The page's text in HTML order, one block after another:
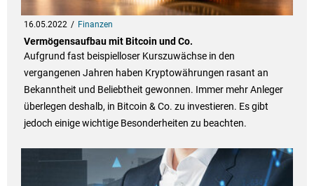
16.05.2022 Finanzen
Vermögensaufbau mit Bitcoin und Co.
Aufgrund fast beispielloser Kurszuwächse in den
vergangenen Jahren haben Kryptowährungen rasant an
Bekanntheit und Beliebtheit gewonnen. Immer mehr Anleger
überlegen deshalb, in Bitcoin & Co. zu investieren. Es gibt
jedoch einige wichtige Besonderheiten zu beachten.